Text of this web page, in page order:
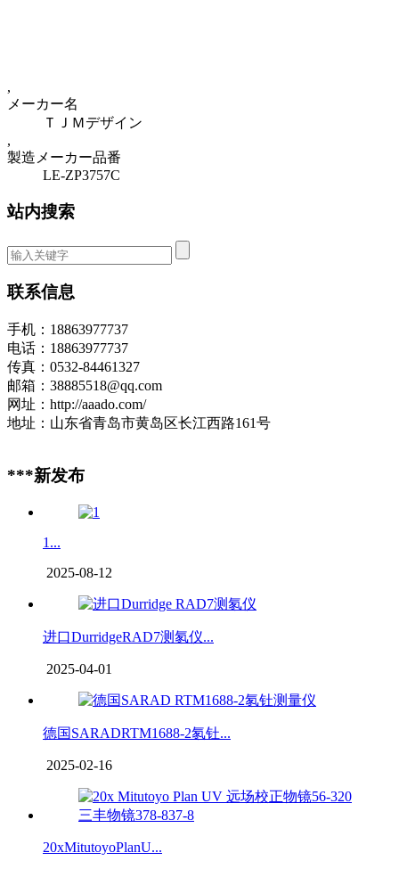
,
メーカー名
ＴＪＭデザイン
,
製造メーカー品番
LE-ZP3757C
站内搜索
联系信息
手机：18863977737
电话：18863977737
传真：0532-84461327
邮箱：38885518@qq.com
网址：http://aaado.com/
地址：山东省青岛市黄岛区长江西路161号
***新发布
1...
2025-08-12
进口DurridgeRAD7测氡仪...
2025-04-01
德国SARADRTM1688-2氡钍...
2025-02-16
20xMitutoyoPlanU...